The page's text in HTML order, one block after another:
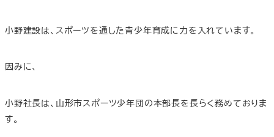
小野建設は、スポーツを通した青少年育成に力を入れています。
因みに、
小野社長は、山形市スポーツ少年団の本部長を長らく務めておりま
す。